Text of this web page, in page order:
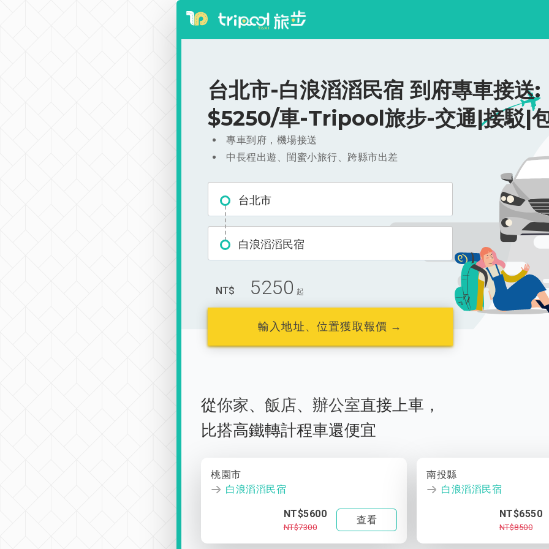
台北市-白浪滔滔民宿 到府專車接送:
$5250/車-Tripool旅步-交通|接駁|
專車到府，機場接送
中長程出遊、閨蜜小旅行、跨縣市出差
台北市
白浪滔滔民宿
NT$ 5250 起
輸入地址、位置獲取報價 →
從你家、 飯店、 辦公室直接上車，
比搭高鐵轉計程車還便宜
桃園市
白浪滔滔民宿
NT$5600
NT$7300
查看
南投縣
白浪滔滔民宿
NT$6550
NT$8500